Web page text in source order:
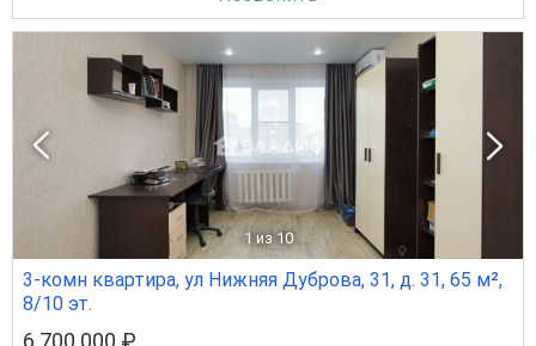
1 из 10
3-комн квартира, ул Нижняя Дуброва, 31, д. 31, 65 м²,
8/10 эт.
6 700 000 ₽